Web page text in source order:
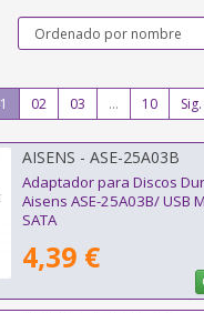
02 03 ... 10 Sig.
AISENS - ASE-25A03B
Adaptador para Discos
Aisens ASE-25A03B/ USB
SATA
4,39 €